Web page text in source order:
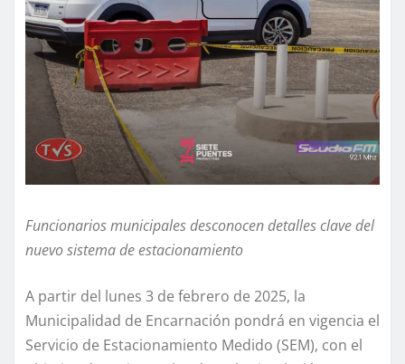
Funcionarios municipales desconocen detalles clave del
nuevo sistema de estacionamiento
A partir del lunes 3 de febrero de 2025, la
Municipalidad de Encarnación pondrá en vigencia el
Servicio de Estacionamiento Medido (SEM), con el